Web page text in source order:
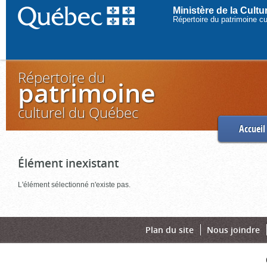
Ministère de la
Répertoire du patrimoine
Répertoire du
patrimoine
culturel du Québec
Accueil
Élément inexistant
L'élément sélectionné n'existe pas.
Plan du site Nous joindre